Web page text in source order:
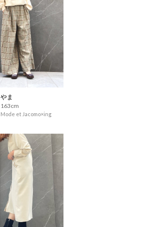
やま
163cm
Mode et Jacomo×ing